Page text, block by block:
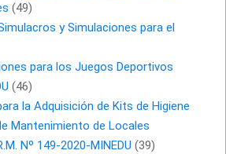
(49)
y Simulaciones para el
para los Juegos Deportivos
(46)
la Adquisición de Kits de Higiene
Mantenimiento de Locales
Nº 149-2020-MINEDU (39)